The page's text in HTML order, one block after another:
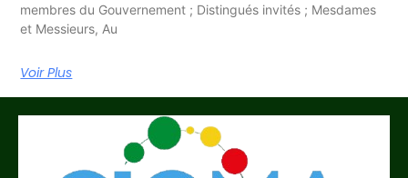
membres du Gouvernement ; Distingués invités ; Mesdames
et Messieurs, Au
Voir Plus